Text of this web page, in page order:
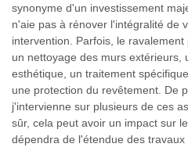
synonyme d'un investissement
n'aie pas à rénover l'intégralité de
intervention. Parfois, le
un nettoyage des murs extérieurs,
esthétique, un traitement
une protection du revêtement. De
j'intervienne sur plusieurs de ces
sûr, cela peut avoir un impact sur
dépendra de l'étendue des travaux